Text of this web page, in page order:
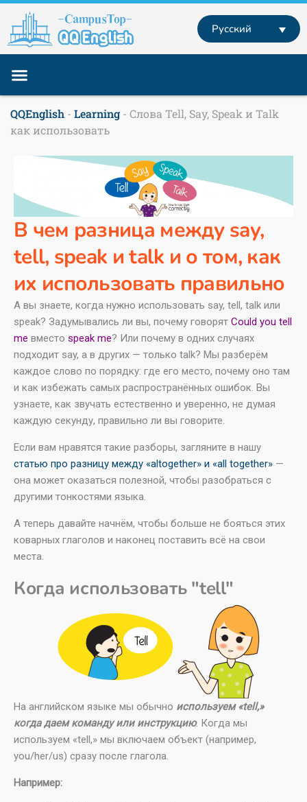
Перейти
содержимому
Русский
QQEnglish - Learning - Слова Tell, Say, Speak и Talk
как использовать
В чем разница между say,
tell, speak и talk и о том, как
их использовать правильно
А вы знаете, когда нужно использовать say, tell, talk или
speak? Задумывались ли вы, почему говорят Could you tell
me вместо speak me? Или почему в одних случаях
подходит say, а в других — только talk? Мы разберём
каждое слово по порядку: где его место, почему оно там
и как избежать самых распространённых ошибок. Вы
узнаете, как звучать естественно и уверенно, не думая
каждую секунду, правильно ли вы говорите.
Если вам нравятся такие разборы, загляните в нашу
статью про разницу между «altogether» и «all together» —
она может оказаться полезной, чтобы разобраться с
другими тонкостями языка.
А теперь давайте начнём, чтобы больше не бояться этих
коварных глаголов и наконец поставить всё на свои
места.
Когда использовать "tell"
На английском языке мы обычно используем «tell,»
когда даем команду или инструкцию. Когда мы
используем «tell,» мы включаем объект (например,
you/her/us) сразу после глагола.
Например: